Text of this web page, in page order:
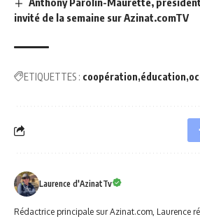
invité de la semaine sur Azinat.comTV
ETIQUETTES : coopération éducation
Laurence d'AzinatTv
Rédactrice principale sur Azinat.com, Laurence